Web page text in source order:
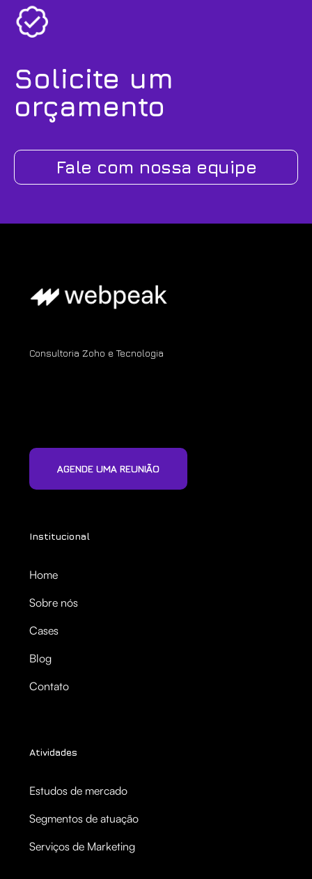
Solicite um
orçamento
Fale com nossa equipe
Consultoria Zoho e Tecnologia
AGENDE UMA REUNIÃO
Institucional
Home
Sobre nós
Cases
Blog
Contato
Atividades
Estudos de mercado
Segmentos de atuação
Serviços de Marketing